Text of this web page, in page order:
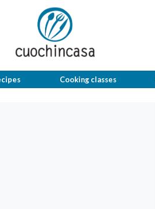
Cooking classes